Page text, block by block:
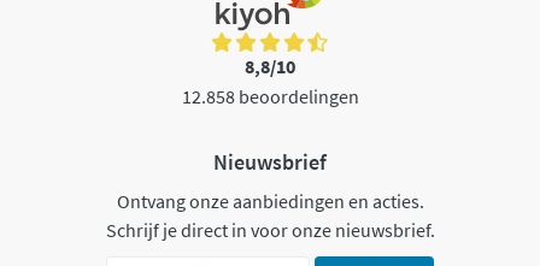
8,8/10
12.858 beoordelingen
Nieuwsbrief
Ontvang onze aanbiedingen en acties.
Schrijf je direct in voor onze nieuwsbrief.